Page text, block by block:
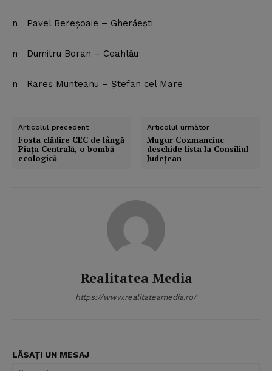
n Pavel Bereşoaie – Gherăeşti
n Dumitru Boran – Ceahlău
n Rareş Munteanu – Ştefan cel Mare
Articolul precedent
Fosta clădire CEC de lângă
Piaţa Centrală, o bombă
ecologică
Articolul următor
Mugur Cozmanciuc
deschide lista la Consiliul
Judeţean
Realitatea Media
https://www.realitateamedia.ro/
LĂSAȚI UN MESAJ